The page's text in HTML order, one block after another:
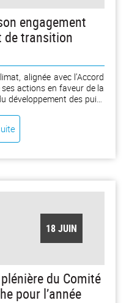
engagement
de transition
alignée avec l’Accord
actions en faveur de la
développement des puits
ses émissions directes
agricoles favorisant
les sols. C’est dans cette
18 JUIN
du Comité
pour l’année